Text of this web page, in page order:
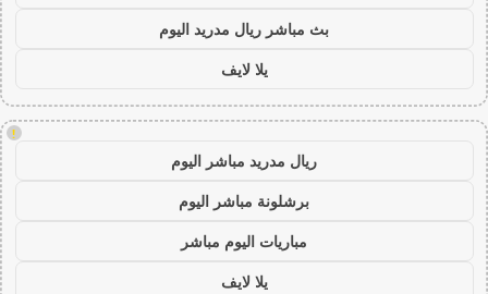
بث مباشر ريال مدريد اليوم
يلا لايف
!
ريال مدريد مباشر اليوم
برشلونة مباشر اليوم
مباريات اليوم مباشر
يلا لايف